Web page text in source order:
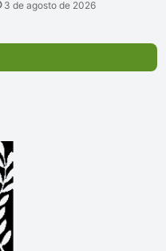
3 de agosto de 2026